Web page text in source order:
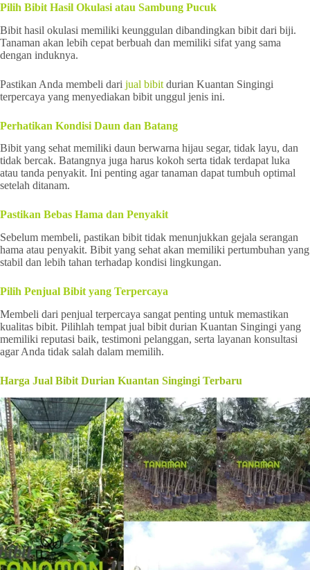
Pilih Bibit Hasil Okulasi atau Sambung Pucuk
Bibit hasil okulasi memiliki keunggulan dibandingkan bibit dari biji.
Tanaman akan lebih cepat berbuah dan memiliki sifat yang sama
dengan induknya.
Pastikan Anda membeli dari jual bibit durian Kuantan Singingi
terpercaya yang menyediakan bibit unggul jenis ini.
Perhatikan Kondisi Daun dan Batang
Bibit yang sehat memiliki daun berwarna hijau segar, tidak layu, dan
tidak bercak. Batangnya juga harus kokoh serta tidak terdapat luka
atau tanda penyakit. Ini penting agar tanaman dapat tumbuh optimal
setelah ditanam.
Pastikan Bebas Hama dan Penyakit
Sebelum membeli, pastikan bibit tidak menunjukkan gejala serangan
hama atau penyakit. Bibit yang sehat akan memiliki pertumbuhan yang
stabil dan lebih tahan terhadap kondisi lingkungan.
Pilih Penjual Bibit yang Terpercaya
Membeli dari penjual terpercaya sangat penting untuk memastikan
kualitas bibit. Pilihlah tempat jual bibit durian Kuantan Singingi yang
memiliki reputasi baik, testimoni pelanggan, serta layanan konsultasi
agar Anda tidak salah dalam memilih.
Harga Jual Bibit Durian Kuantan Singingi Terbaru